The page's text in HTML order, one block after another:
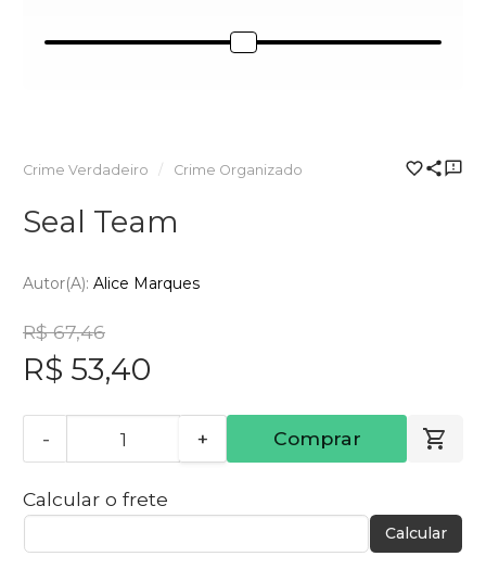
Crime Verdadeiro Crime Organizado
Seal Team
Autor(a): Alice Marques
R$ 67,46
R$ 53,40
- + Comprar
Calcular o frete
Calcular